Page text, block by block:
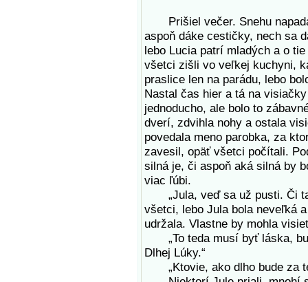
Prišiel večer. Snehu
aspoň dáke cestičky, nech sa
lebo Lucia patrí mladých a o
všetci zišli vo veľkej kuchyni,
praslice len na parádu, lebo
Nastal čas hier a tá na
jednoducho, ale bolo to
dverí, zdvihla nohy a ostala
povedala meno parobka, za
zavesil, opäť všetci počítali.
silná je, či aspoň aká silná by
viac ľúbi.
„Jula, veď sa už pusti. Či
všetci, lebo Jula bola neveľká
udržala. Vlastne by mohla
„To teda musí byť láska,
Dlhej Lúky.“
„Ktovie, ako dlho bude za